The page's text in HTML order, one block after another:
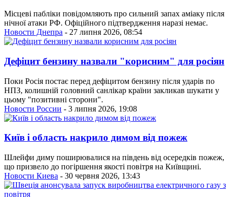
Місцеві пабліки повідомляють про сильний запах аміаку після
нічної атаки РФ. Офіційного підтвердження наразі немає.
Новости Днепра - 27 липня 2026, 08:54
Дефіцит бензину назвали "корисним" для росіян
Поки Росія постає перед дефіцитом бензину після ударів по
НПЗ, колишній головний санлікар країни закликав шукати у
цьому "позитивні сторони".
Новости России - 3 липня 2026, 19:08
Київ і область накрило димом від пожеж
Шлейфи диму поширювалися на південь від осередків пожеж,
що призвело до погіршення якості повітря на Київщині.
Новости Киева - 30 червня 2026, 13:43